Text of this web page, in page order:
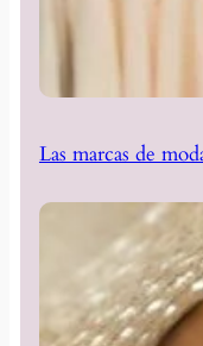
Las marcas de